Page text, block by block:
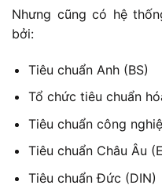
Nhưng cũng có hệ
bởi:
Tiêu chuẩn Anh (BS)
Tổ chức tiêu chuẩn
Tiêu chuẩn công
Tiêu chuẩn Châu Âu
Tiêu chuẩn Đức (DIN)